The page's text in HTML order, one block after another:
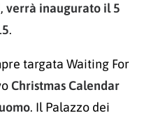
verrà inaugurato il 5
.
targata Waiting For
Christmas Calendar
. Il Palazzo dei